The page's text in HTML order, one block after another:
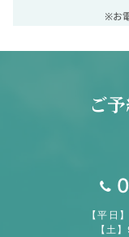
ご
【平日
【土